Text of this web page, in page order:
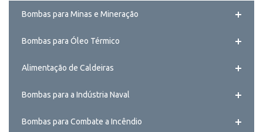
Bombas para Minas e Mineração
Bombas para Óleo Térmico
Alimentação de Caldeiras
Bombas para a Indústria Naval
Bombas para Combate a Incêndio